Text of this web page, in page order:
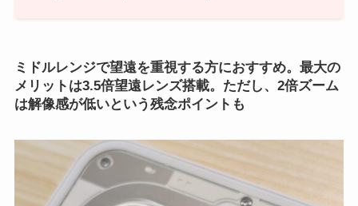
ミドルレンジで望遠を重視する方におすすめ。最大の
メリットは3.5倍望遠レンズ搭載。ただし、2倍ズーム
は解像感が低いという残念ポイントも